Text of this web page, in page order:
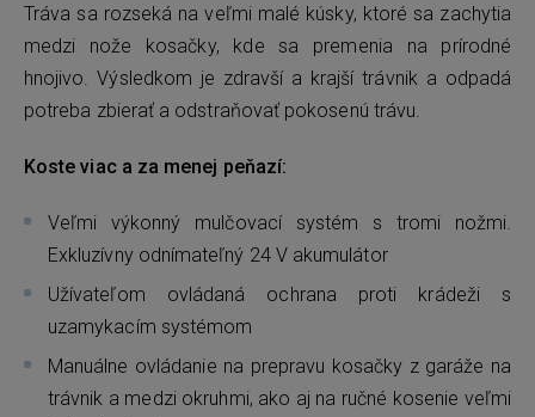
Tráva sa rozseká na veľmi malé kúsky, ktoré sa zachytia
medzi nože kosačky, kde sa premenia na prírodné
hnojivo. Výsledkom je zdravší a krajší trávnik a odpadá
potreba zbierať a odstraňovať pokosenú trávu.
Koste viac a za menej peňazí:
Veľmi výkonný mulčovací systém s tromi nožmi.
Exkluzívny odnímateľný 24 V akumulátor
Užívateľom ovládaná ochrana proti krádeži s
uzamykacím systémom
Manuálne ovládanie na prepravu kosačky z garáže na
trávnik a medzi okruhmi, ako aj na ručné kosenie veľmi